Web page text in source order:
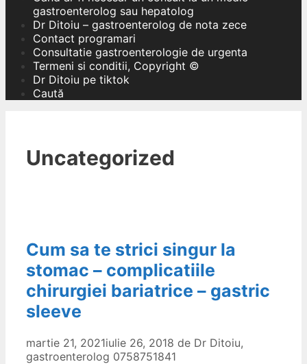
gastroenterolog sau hepatolog
Dr Ditoiu – gastroenterolog de nota zece
Contact programari
Consultatie gastroenterologie de urgenta
Termeni si conditii, Copyright ©
Dr Ditoiu pe tiktok
Caută
Uncategorized
Cum sa te strici singur la
stomac – complicatiile
chirurgiei bariatrice – gastric
sleeve
martie 21, 2021iulie 26, 2018 de Dr Ditoiu,
gastroenterolog 0758751841